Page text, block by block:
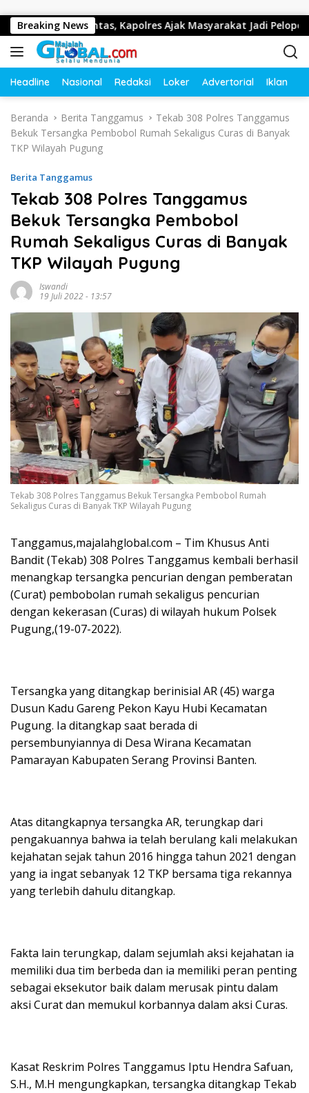
Breaking News
Lalu Lintas, Kapolres Ajak Masyarakat Jadi Pelopor
Headline Nasional Redaksi Loker Advertorial Iklan
Beranda Berita Tanggamus
Tekab 308 Polres Tanggamus
Bekuk Tersangka Pembobol Rumah Sekaligus Curas di Banyak
TKP Wilayah Pugung
Berita Tanggamus
Tekab 308 Polres Tanggamus
Bekuk Tersangka Pembobol
Rumah Sekaligus Curas di Banyak
TKP Wilayah Pugung
Iswandi
19 Juli 2022 - 13:57
Tekab 308 Polres Tanggamus Bekuk Tersangka Pembobol Rumah
Sekaligus Curas di Banyak TKP Wilayah Pugung
Tanggamus,majalahglobal.com – Tim Khusus Anti
Bandit (Tekab) 308 Polres Tanggamus kembali berhasil
menangkap tersangka pencurian dengan pemberatan
(Curat) pembobolan rumah sekaligus pencurian
dengan kekerasan (Curas) di wilayah hukum Polsek
Pugung,(19-07-2022).
Tersangka yang ditangkap berinisial AR (45) warga
Dusun Kadu Gareng Pekon Kayu Hubi Kecamatan
Pugung. Ia ditangkap saat berada di
persembunyiannya di Desa Wirana Kecamatan
Pamarayan Kabupaten Serang Provinsi Banten.
Atas ditangkapnya tersangka AR, terungkap dari
pengakuannya bahwa ia telah berulang kali melakukan
kejahatan sejak tahun 2016 hingga tahun 2021 dengan
yang ia ingat sebanyak 12 TKP bersama tiga rekannya
yang terlebih dahulu ditangkap.
Fakta lain terungkap, dalam sejumlah aksi kejahatan ia
memiliki dua tim berbeda dan ia memiliki peran penting
sebagai eksekutor baik dalam merusak pintu dalam
aksi Curat dan memukul korbannya dalam aksi Curas.
Kasat Reskrim Polres Tanggamus Iptu Hendra Safuan,
S.H., M.H mengungkapkan, tersangka ditangkap Tekab